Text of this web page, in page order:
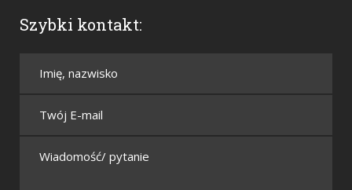
Szybki kontakt: